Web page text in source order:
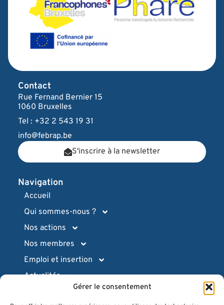
Gérer le consentement
Navigation
Accueil
Qui sommes-nous ?
Nos actions
Nos membres
Emploi et insertion
Actualités
Ressources pratiques
Contact
Rue Fernand Bernier 15
1060 Bruxelles
Tel : +32 2 543 19 31
info@febrap.be
S'inscrire à la newsletter